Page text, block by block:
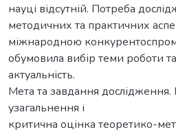
науці відсутній. Потреба
методичних та практичних
міжнародною
обумовила вибір теми роботи та
актуальність.
Мета та завдання
узагальнення і
критична оцінка теоретико-